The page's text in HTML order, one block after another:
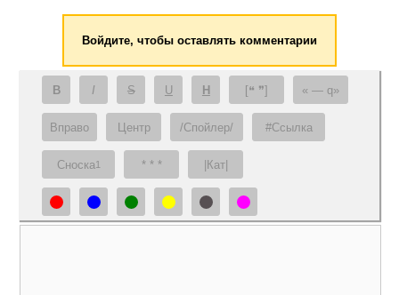
Войдите, чтобы оставлять комментарии
B I S U H [❝ ❞] — q
Вправо Центр /Спойлер/ #Ссылка
Сноска1 * * * |Кат|